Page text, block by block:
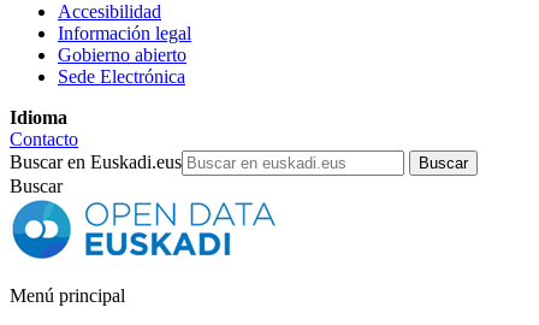
Accesibilidad
Información legal
Gobierno abierto
Sede Electrónica
Idioma
Contacto
Buscar en Euskadi.eus
Buscar
Menú principal